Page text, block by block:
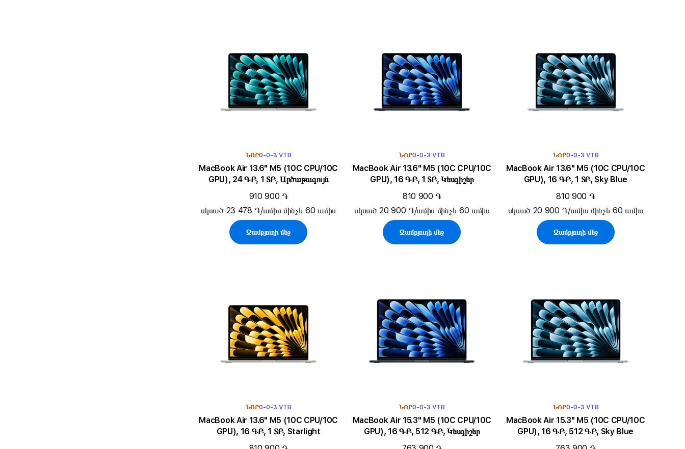
ՆՈՐ0-0-3 VTB
MacBook Air 13.6" M5 (10C CPU/10C
GPU), 24 ԳԲ, 1 ՏԲ, Արծաթագույն
910 900 ֏
սկսած 23 478 ֏/ամիս մինչև 60 ամիս
Զամբյուղի մեջ
ՆՈՐ0-0-3 VTB
MacBook Air 13.6" M5 (10C CPU/10C
GPU), 16 ԳԲ, 1 ՏԲ, Կեսգիշեր
810 900 ֏
սկսած 20 900 ֏/ամիս մինչև 60 ամիս
Զամբյուղի մեջ
ՆՈՐ0-0-3 VTB
MacBook Air 13.6" M5 (10C CPU/10C
GPU), 16 ԳԲ, 1 ՏԲ, Sky Blue
810 900 ֏
սկսած 20 900 ֏/ամիս մինչև 60 ամիս
Զամբյուղի մեջ
ՆՈՐ0-0-3 VTB
MacBook Air 13.6" M5 (10C CPU/10C
GPU), 16 ԳԲ, 1 ՏԲ, Starlight
ՆՈՐ0-0-3 VTB
MacBook Air 15.3" M5 (10C CPU/10C
GPU), 16 ԳԲ, 512 ԳԲ, Կեսգիշեր
ՆՈՐ0-0-3 VTB
MacBook Air 15.3" M5 (10C CPU/10C
GPU), 16 ԳԲ, 512 ԳԲ, Sky Blue